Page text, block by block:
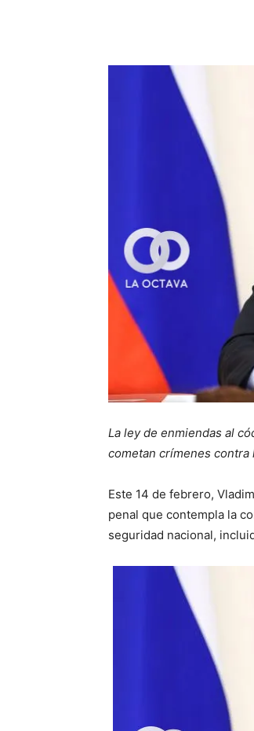
La ley de enmiendas al
cometan crímenes contra
Este 14 de febrero,
penal que contempla la
seguridad nacional,